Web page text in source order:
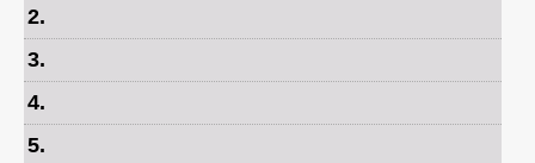
2.
3.
4.
5.